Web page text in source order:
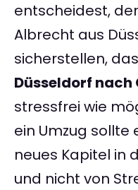
entscheidest,
Albrecht aus
sicherstellen,
Düsseldorf nach
stressfrei wie
ein Umzug
neues Kapitel in
und nicht von